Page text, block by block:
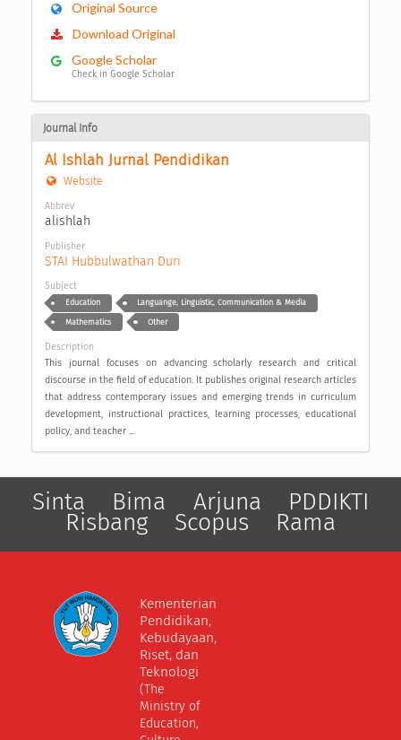
Original Source
Download Original
Google Scholar
Check in Google Scholar
Journal Info
Al Ishlah Jurnal Pendidikan
Website
Abbrev
alishlah
Publisher
STAI Hubbulwathan Duri
Subject
Education Languange, Linguistic, Communication & Media
Mathematics Other
Description
This journal focuses on advancing scholarly research and critical
discourse in the field of education. It publishes original research articles
that address contemporary issues and emerging trends in curriculum
development, instructional practices, learning processes, educational
policy, and teacher ...
Sinta Bima Arjuna PDDIKTI
Risbang Scopus Rama
Kementerian
Pendidikan,
Kebudayaan,
Riset, dan
Teknologi
(The
Ministry of
Education,